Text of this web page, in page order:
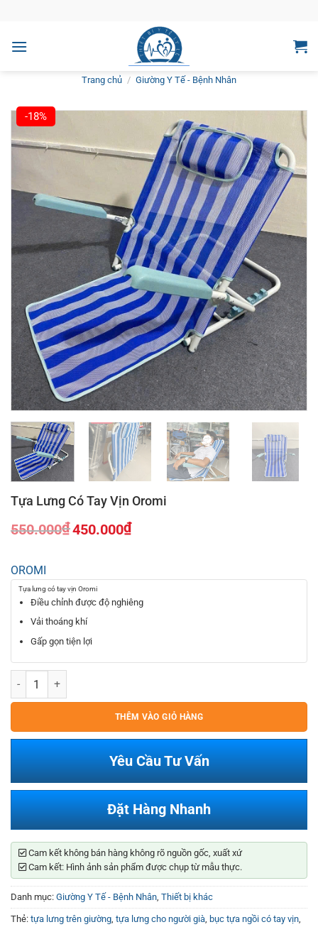
nội
Trang chủ / Giường Y Tế - Bệnh Nhân
-18%
Tựa Lưng Có Tay Vịn Oromi
550.000₫
là:
550.000₫.
450.000₫
tại
là:
450.000₫.
OROMI
Tựa lưng có tay vịn Oromi
Điều chỉnh được độ nghiêng
Vải thoáng khí
Gấp gọn tiện lợi
Tựa Lưng Có Tay Vịn Oromi số lượng
THÊM VÀO GIỎ HÀNG
Yêu Cầu Tư Vấn
Đặt Hàng Nhanh
Cam kết không bán hàng không rõ nguồn gốc, xuất xứ
Cam kết: Hình ảnh sản phẩm được chụp từ mẫu thực.
Danh mục: Giường Y Tế - Bệnh Nhân, Thiết bị khác
Thẻ: tựa lưng trên giường, tựa lưng cho người già, bục tựa ngồi có tay vịn,